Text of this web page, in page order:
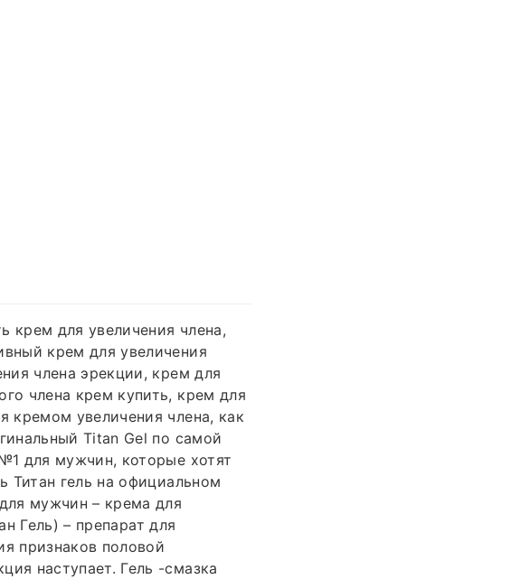
крем для увеличения члена,
крем для увеличения
члена эрекции, крем для
члена крем купить, крем для
кремом увеличения члена, как
Titan Gel по самой
для мужчин, которые хотят
Титан гель на официальном
мужчин – крема для
Гель) – препарат для
признаков половой
наступает. Гель -смазка